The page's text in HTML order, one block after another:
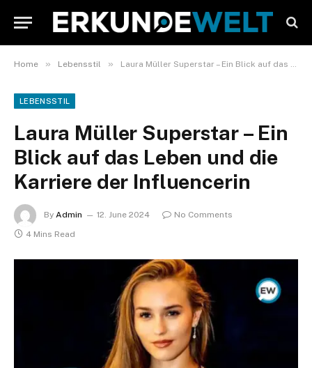
Home » Lebensstil » Laura Müller Superstar – Ein Blick auf das Leben und die Karriere der Influencerin
LEBENSSTIL
Laura Müller Superstar – Ein
Blick auf das Leben und die
Karriere der Influencerin
By Admin 12. June 2024
No Comments
4 Mins Read